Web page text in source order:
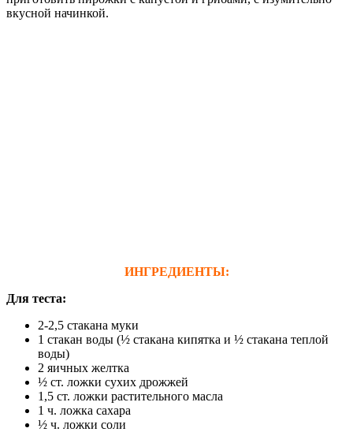
вкусной начинкой.
ИНГРЕДИЕНТЫ:
Для теста:
2-2,5 стакана муки
1 стакан воды (½ стакана кипятка и ½ стакана теплой
воды)
2 яичных желтка
½ ст. ложки сухих дрожжей
1,5 ст. ложки растительного масла
1 ч. ложка сахара
½ ч. ложки соли